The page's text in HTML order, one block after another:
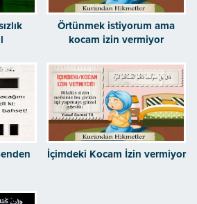
Örtünmek istiyorum ama
kocam izin vermiyor
İçimdeki Kocam İzin vermiyor